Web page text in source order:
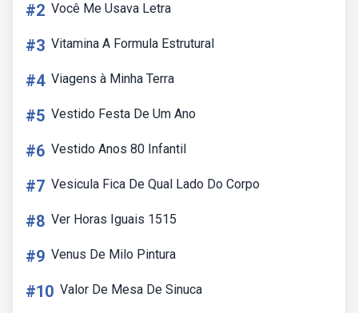
#2 Você Me Usava Letra
#3 Vitamina A Formula Estrutural
#4 Viagens à Minha Terra
#5 Vestido Festa De Um Ano
#6 Vestido Anos 80 Infantil
#7 Vesicula Fica De Qual Lado Do Corpo
#8 Ver Horas Iguais 1515
#9 Venus De Milo Pintura
#10 Valor De Mesa De Sinuca